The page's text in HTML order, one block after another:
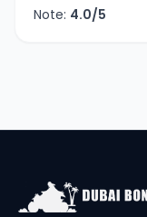
Note: 4.0/5